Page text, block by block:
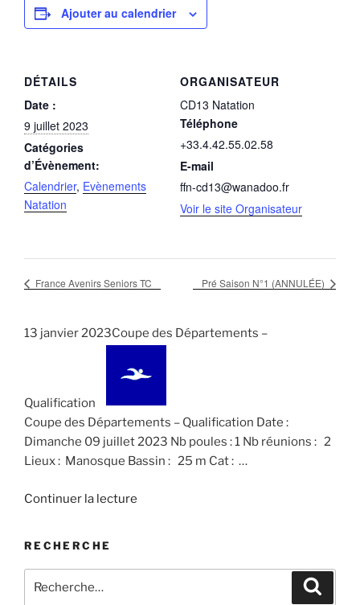
Ajouter au calendrier
DÉTAILS
Date :
9 juillet 2023
Catégories
d’Évènement:
Calendrier, Evènements
Natation
ORGANISATEUR
CD13 Natation
Téléphone
+33.4.42.55.02.58
E-mail
ffn-cd13@wanadoo.fr
Voir le site Organisateur
France Avenirs Seniors TC Pré Saison N°1 (ANNULÉE)
13 janvier 2023Coupe des Départements –
Qualification
Coupe des Départements – Qualification Date :
Dimanche 09 juillet 2023 Nb poules : 1 Nb réunions : 2
Lieux : Manosque Bassin : 25 m Cat : …
Continuer la lecture
RECHERCHE
pour